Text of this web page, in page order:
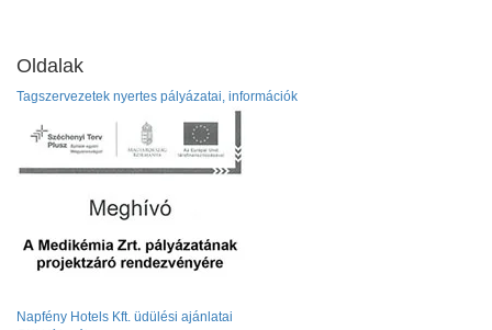
Oldalak
Tagszervezetek nyertes pályázatai, információk
Napfény Hotels Kft. üdülési ajánlatai